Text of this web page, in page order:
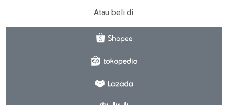
Atau beli di: